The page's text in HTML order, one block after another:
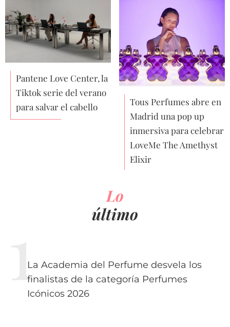
Pantene Love Center, la
Tiktok serie del verano
para salvar el cabello
Tous Perfumes abre en
Madrid una pop up
inmersiva para celebrar
LoveMe The Amethyst
Elixir
Lo
último
La Academia del Perfume desvela los
finalistas de la categoría Perfumes
Icónicos 2026